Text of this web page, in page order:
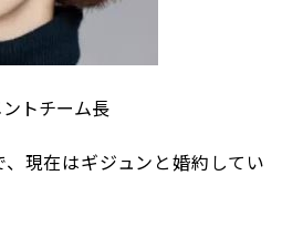
トチーム長
現在はギジュンと婚約してい